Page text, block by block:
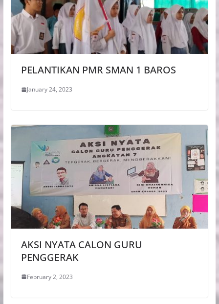
PELANTIKAN PMR SMAN 1 BAROS
January 24, 2023
AKSI NYATA CALON GURU
PENGGERAK
February 2, 2023